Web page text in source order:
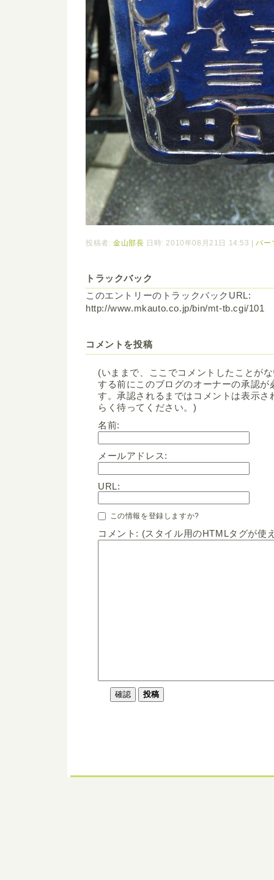
投稿者:金山部長 日時: 2010年08月21日 14:53 パー
トラックバック
このエントリーのトラックバックURL:
http://www.mkauto.co.jp/bin/mt-tb.cgi/101
コメントを投稿
(いままで、ここでコメントしたことが
する前にこのブログのオーナーの承認が
す。承認されるまではコメントは表示さ
らく待ってください。)
名前:
メールアドレス:
URL:
この情報を登録しますか?
コメント: (スタイル用のHTMLタグが使